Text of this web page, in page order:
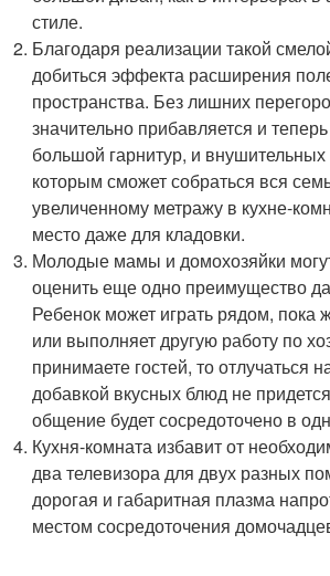
стиле.
Благодаря реализации такой
добиться эффекта расширения
пространства. Без лишних
значительно прибавляется и
большой гарнитур, и
которым сможет собраться вся
увеличенному метражу в кухне-
место даже для кладовки.
Молодые мамы и домохозяйки
оценить еще одно преимущество
Ребенок может играть рядом, пока
или выполняет другую работу по
принимаете гостей, то отлучаться
добавкой вкусных блюд не
общение будет сосредоточено в
Кухня-комната избавит от
два телевизора для двух разных
дорогая и габаритная плазма
местом сосредоточения